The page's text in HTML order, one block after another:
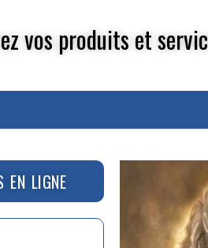
vos produits et
EN LIGNE